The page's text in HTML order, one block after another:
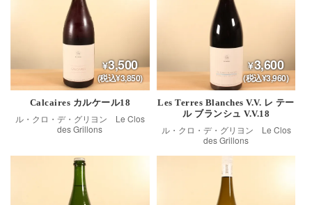
3,500
(税込¥3,850)
Calcaires カルケール18
ル・クロ・デ・グリヨン Le Clos
des Grillons
3,600
(税込¥3,960)
Les Terres Blanches V.V. レ テー
ル ブランシュ V.V.18
ル・クロ・デ・グリヨン Le Clos
des Grillons